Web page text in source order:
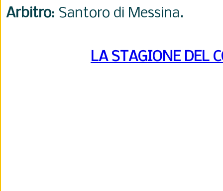
Arbitro: Santoro di Messina.
LA STAGIONE DEL